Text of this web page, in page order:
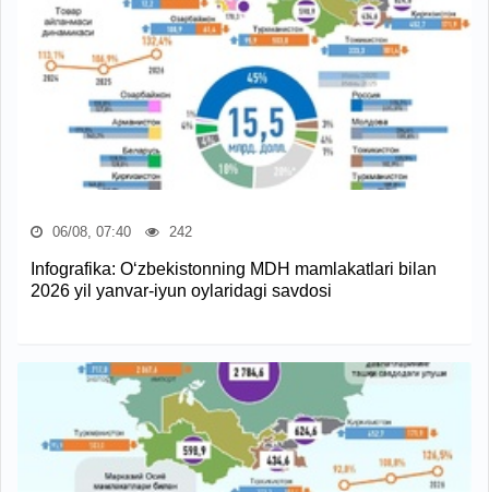
06/08, 07:40 242
Infografika: O‘zbekistonning MDH mamlakatlari bilan
2026 yil yanvar-iyun oylaridagi savdosi